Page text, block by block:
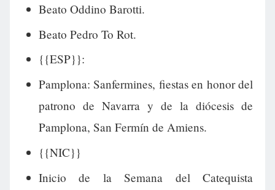
Beato Oddino Barotti.
Beato Pedro To Rot.
{{ESP}}:
Pamplona: Sanfermines, fiestas en honor del
patrono de Navarra y de la diócesis de
Pamplona, San Fermín de Amiens.
{{NIC}}
Inicio de la Semana del Catequista